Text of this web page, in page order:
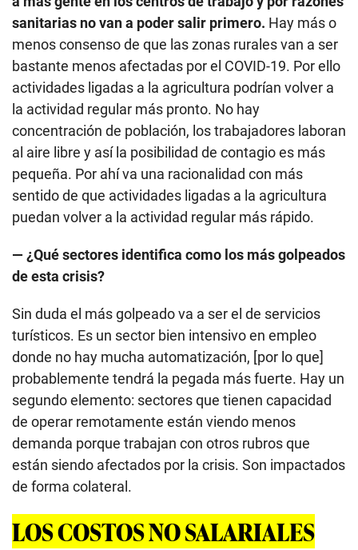
sanitarias no van a poder salir primero. Hay más o
menos consenso de que las zonas rurales van a ser
bastante menos afectadas por el COVID-19. Por ello
actividades ligadas a la agricultura podrían volver a
la actividad regular más pronto. No hay
concentración de población, los trabajadores laboran
al aire libre y así la posibilidad de contagio es más
pequeña. Por ahí va una racionalidad con más
sentido de que actividades ligadas a la agricultura
puedan volver a la actividad regular más rápido.
— ¿Qué sectores identifica como los más golpeados
de esta crisis?
Sin duda el más golpeado va a ser el de servicios
turísticos. Es un sector bien intensivo en empleo
donde no hay mucha automatización, [por lo que]
probablemente tendrá la pegada más fuerte. Hay un
segundo elemento: sectores que tienen capacidad
de operar remotamente están viendo menos
demanda porque trabajan con otros rubros que
están siendo afectados por la crisis. Son impactados
de forma colateral.
LOS COSTOS NO SALARIALES